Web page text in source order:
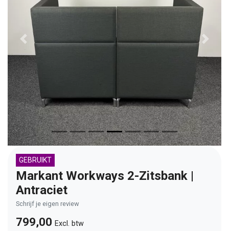
Vorige
GEBRUIKT
Markant Workways 2-Zitsbank |
Antraciet
Schrijf je eigen review
799,00 Excl. btw